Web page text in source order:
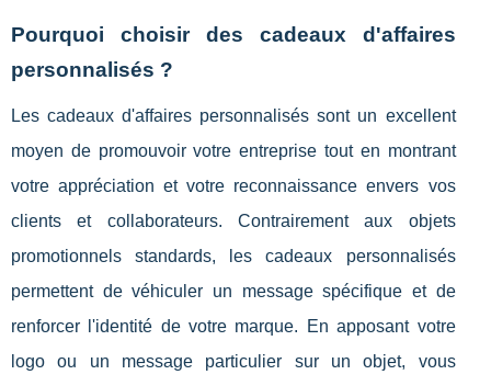
Pourquoi choisir des cadeaux d'affaires
personnalisés ?
Les cadeaux d'affaires personnalisés sont un excellent
moyen de promouvoir votre entreprise tout en montrant
votre appréciation et votre reconnaissance envers vos
clients et collaborateurs. Contrairement aux objets
promotionnels standards, les cadeaux personnalisés
permettent de véhiculer un message spécifique et de
renforcer l'identité de votre marque. En apposant votre
logo ou un message particulier sur un objet, vous